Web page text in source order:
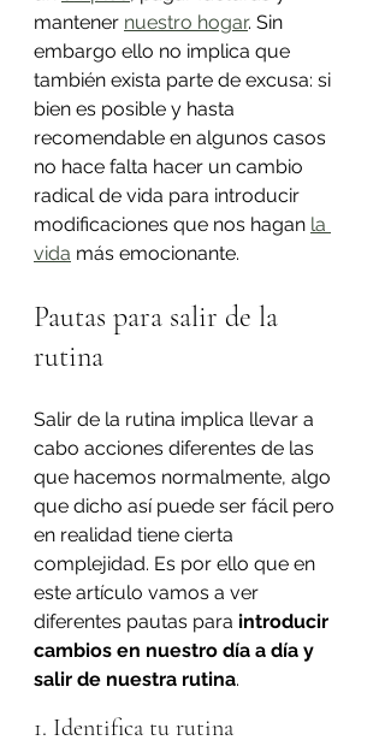
mantener nuestro hogar. Sin
embargo ello no implica que
también exista parte de excusa: si
bien es posible y hasta
recomendable en algunos casos
no hace falta hacer un cambio
radical de vida para introducir
modificaciones que nos hagan la
vida más emocionante.
Pautas para salir de la
rutina
Salir de la rutina implica llevar a
cabo acciones diferentes de las
que hacemos normalmente, algo
que dicho así puede ser fácil pero
en realidad tiene cierta
complejidad. Es por ello que en
este artículo vamos a ver
diferentes pautas para introducir
cambios en nuestro día a día y
salir de nuestra rutina.
1. Identifica tu rutina